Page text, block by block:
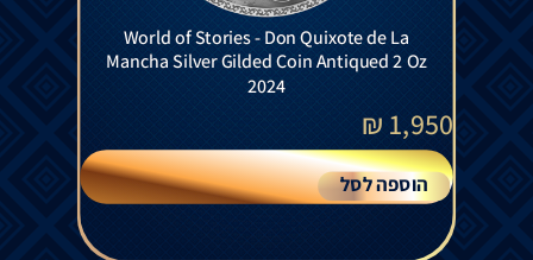
World of Stories - Don Quixote de La
Mancha Silver Gilded Coin Antiqued 2 Oz
2024
1,950
₪
הוספה לסל